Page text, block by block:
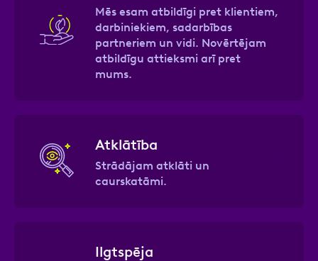
Mēs esam atbildīgi pret klientiem,
darbiniekiem, sadarbības
partneriem un vidi. Novērtējam
atbildīgu attieksmi arī pret
mums.
Atklātība
Strādājam atklāti un
caurskatāmi.
Ilgtspēja